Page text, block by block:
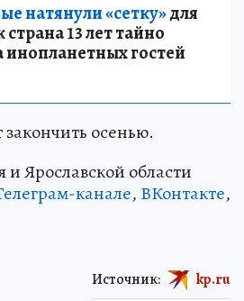
натянули «сетку»для
13 лет тайно
инопланетных гостей
осенью.
и Ярославской области
канале, ВКонтакте,
Источник: kp.ru